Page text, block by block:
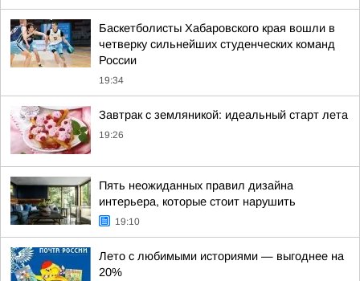
Баскетболисты Хабаровского края вошли в
четверку сильнейших студенческих команд
России
19:34
Завтрак с земляникой: идеальный старт лета
19:26
Пять неожиданных правил дизайна
интерьера, которые стоит нарушить
19:10
Лето с любимыми историями — выгоднее на
20%